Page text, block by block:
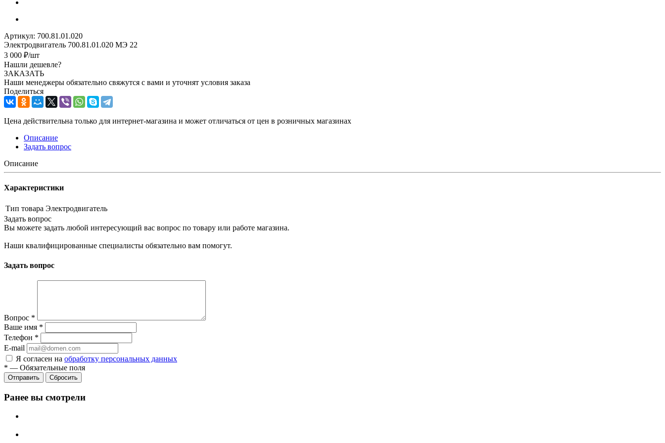
Артикул: 700.81.01.020
Электродвигатель 700.81.01.020 МЭ 22
3 000 ₽/шт
Нашли дешевле?
ЗАКАЗАТЬ
Наши менеджеры обязательно свяжутся с вами и уточнят условия заказа
Поделиться
Цена действительна только для интернет-магазина и может отличаться от цен в розничных магазинах
Описание
Задать вопрос
Описание
Характеристики
Тип товара Электродвигатель
Задать вопрос
Вы можете задать любой интересующий вас вопрос по товару или работе магазина.
Наши квалифицированные специалисты обязательно вам помогут.
Задать вопрос
Вопрос *
Ваше имя *
Телефон *
E-mail
Я согласен на обработку персональных данных
* — Обязательные поля
Сбросить
Ранее вы смотрели